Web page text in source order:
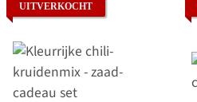
UITVERKOCHT